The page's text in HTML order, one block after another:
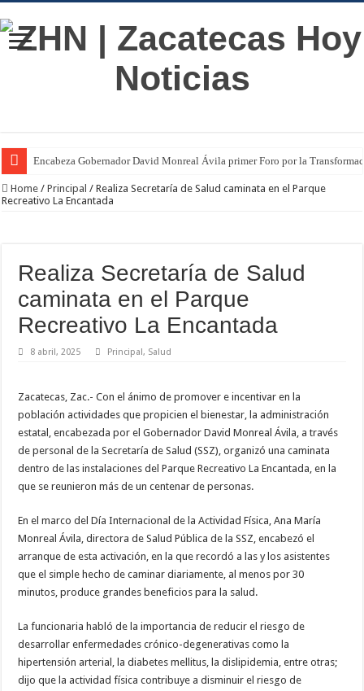
Encabeza Gobernador David Monreal Ávila primer Foro por la
Home / Principal / Realiza Secretaría de Salud caminata en el Parque
Recreativo La Encantada
Realiza Secretaría de Salud
caminata en el Parque
Recreativo La Encantada
8 abril, 2025 Principal, Salud
Zacatecas, Zac.- Con el ánimo de promover e incentivar en la
población actividades que propicien el bienestar, la administración
estatal, encabezada por el Gobernador David Monreal Ávila, a través
de personal de la Secretaría de Salud (SSZ), organizó una caminata
dentro de las instalaciones del Parque Recreativo La Encantada, en la
que se reunieron más de un centenar de personas.
En el marco del Día Internacional de la Actividad Física, Ana María
Monreal Ávila, directora de Salud Pública de la SSZ, encabezó el
arranque de esta activación, en la que recordó a las y los asistentes
que el simple hecho de caminar diariamente, al menos por 30
minutos, produce grandes beneficios para la salud.
La funcionaria habló de la importancia de reducir el riesgo de
desarrollar enfermedades crónico-degenerativas como la
hipertensión arterial, la diabetes mellitus, la dislipidemia, entre otras;
dijo que la actividad física contribuye a disminuir el riesgo de